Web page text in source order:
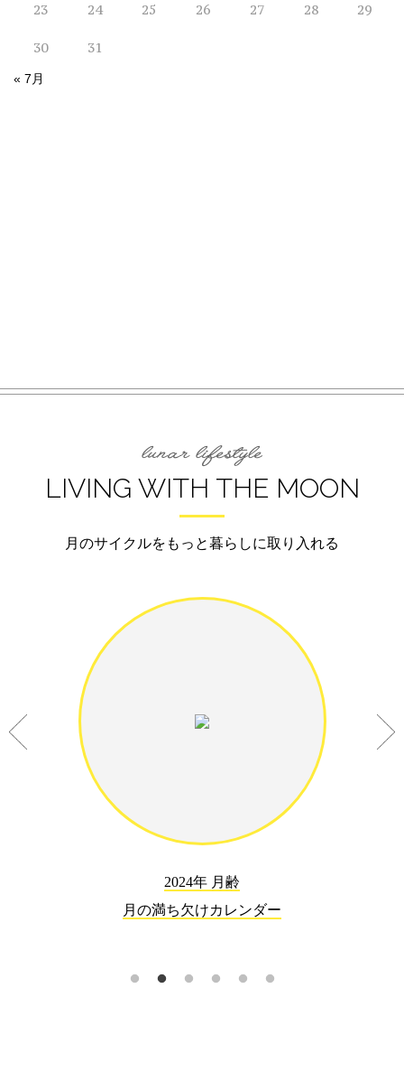
23 24 25 26 27 28 29
30 31
« 7月
LIVING WITH THE MOON
月のサイクルをもっと暮らしに取り入れる
2024年 月齢
月の満ち欠けカレンダー